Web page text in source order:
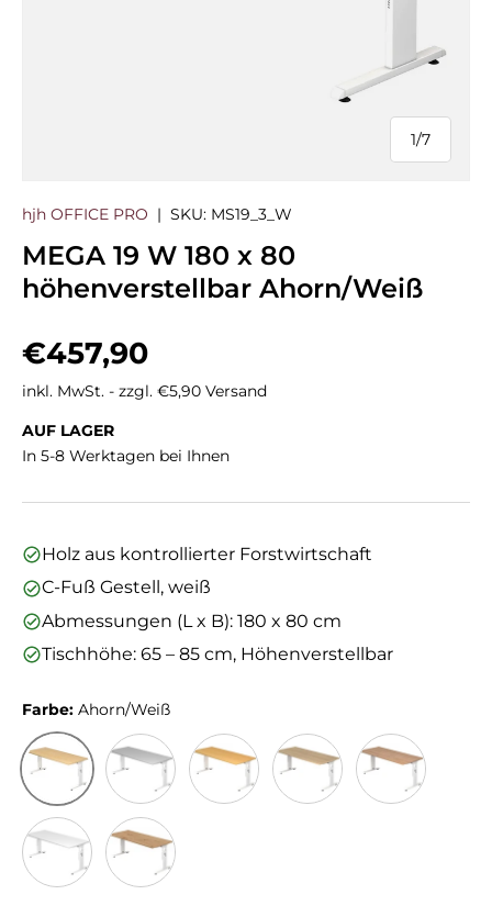
1/
von
7
hjh OFFICE PRO | SKU: MS19_3_W
MEGA 19 W 180 x 80
höhenverstellbar Ahorn/Weiß
Normaler Preis
€457,90
inkl. MwSt. - zzgl. €5,90 Versand
AUF LAGER
In 5-8 Werktagen bei Ihnen
Holz aus kontrollierter Forstwirtschaft
C-Fuß Gestell, weiß
Abmessungen (L x B): 180 x 80 cm
Tischhöhe: 65 – 85 cm, Höhenverstellbar
Farbe: Ahorn/Weiß
Ahorn/WeißGrau/Weiß